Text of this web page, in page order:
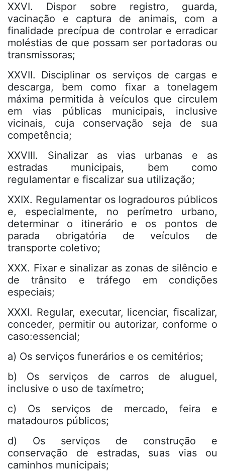
XXVI. Dispor sobre registro, guarda,
vacinação e captura de animais, com a
finalidade precípua de controlar e erradicar
moléstias de que possam ser portadoras ou
transmissoras;
XXVII. Disciplinar os serviços de cargas e
descarga, bem como fixar a tonelagem
máxima permitida à veículos que circulem
em vias públicas municipais, inclusive
vicinais, cuja conservação seja de sua
competência;
XXVIII. Sinalizar as vias urbanas e as
estradas municipais, bem como
regulamentar e fiscalizar sua utilização;
XXIX. Regulamentar os logradouros públicos
e, especialmente, no perímetro urbano,
determinar o itinerário e os pontos de
parada obrigatória de veículos de
transporte coletivo;
XXX. Fixar e sinalizar as zonas de silêncio e
de trânsito e tráfego em condições
especiais;
XXXI. Regular, executar, licenciar, fiscalizar,
conceder, permitir ou autorizar, conforme o
caso:essencial;
a) Os serviços funerários e os cemitérios;
b) Os serviços de carros de aluguel,
inclusive o uso de taxímetro;
c) Os serviços de mercado, feira e
matadouros públicos;
d) Os serviços de construção e
conservação de estradas, suas vias ou
caminhos municipais;